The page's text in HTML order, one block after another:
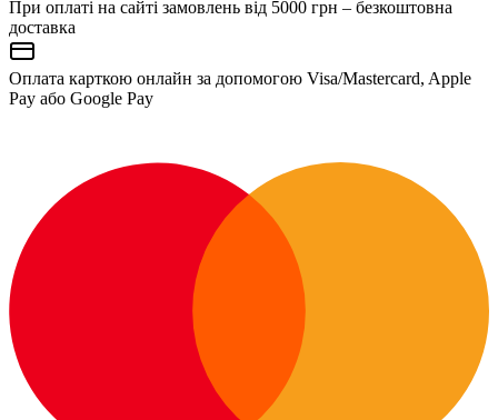
При оплаті на сайті замовлень від 5000 грн – безкоштовна
доставка
Оплата карткою онлайн за допомогою Visa/Mastercard, Apple
Pay або Google Pay